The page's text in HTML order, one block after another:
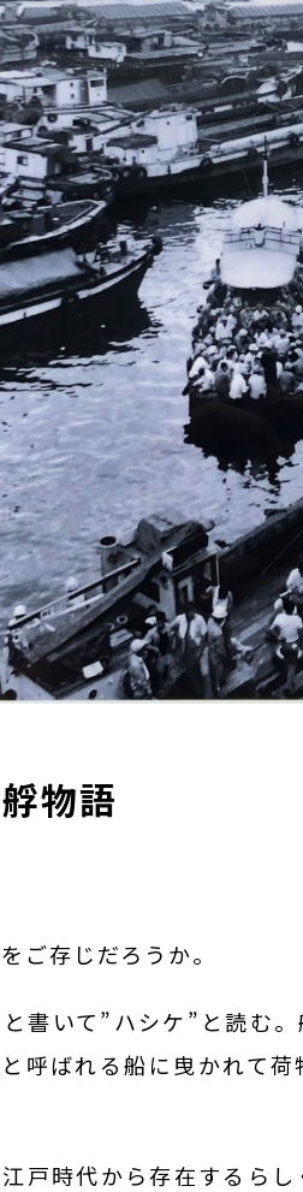
物語
ご存じだろうか。
書いて”ハシケ”と読む
呼ばれる船に曳かれて
戸時代から存在するら